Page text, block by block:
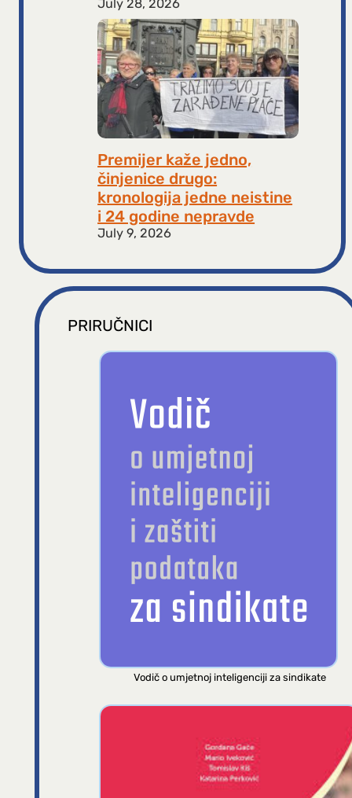
July 28, 2026
Premijer kaže jedno,
činjenice drugo:
kronologija jedne neistine
i 24 godine nepravde
July 9, 2026
PRIRUČNICI
Vodič o umjetnoj inteligenciji za sindikate